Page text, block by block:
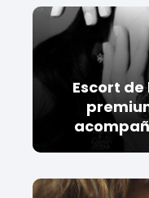
Escort